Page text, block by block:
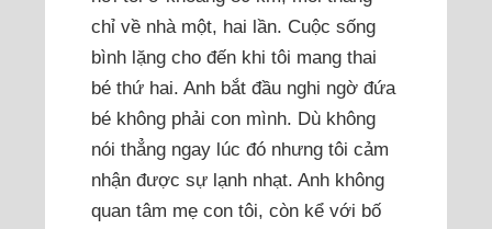
chỉ về nhà một, hai lần. Cuộc sống
bình lặng cho đến khi tôi mang thai
bé thứ hai. Anh bắt đầu nghi ngờ đứa
bé không phải con mình. Dù không
nói thẳng ngay lúc đó nhưng tôi cảm
nhận được sự lạnh nhạt. Anh không
quan tâm mẹ con tôi, còn kể với bố